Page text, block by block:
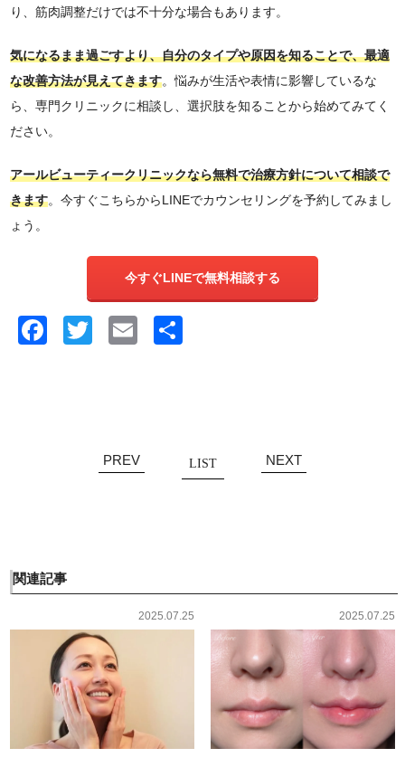
り、筋肉調整だけでは不十分な場合もあります。
気になるまま過ごすより、自分のタイプや原因を知ることで、最適
な改善方法が見えてきます。悩みが生活や表情に影響しているな
ら、専門クリニックに相談し、選択肢を知ることから始めてみてく
ださい。
アールビューティークリニックなら無料で治療方針について相談で
きます。今すぐこちらからLINEでカウンセリングを予約してみまし
ょう。
今すぐLINEで無料相談する
Facebook
Twitter
Email
PREV LIST NEXT
関連記事
2025.07.25 2025.07.25